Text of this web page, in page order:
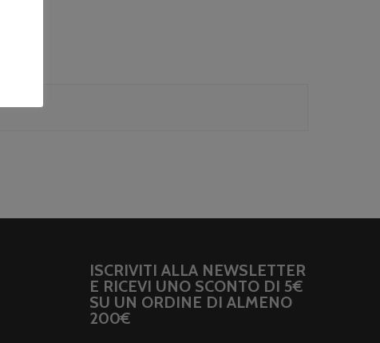
ISCRIVITI ALLA NEWSLETTER
E RICEVI UNO SCONTO DI 5€
SU UN ORDINE DI ALMENO
200€